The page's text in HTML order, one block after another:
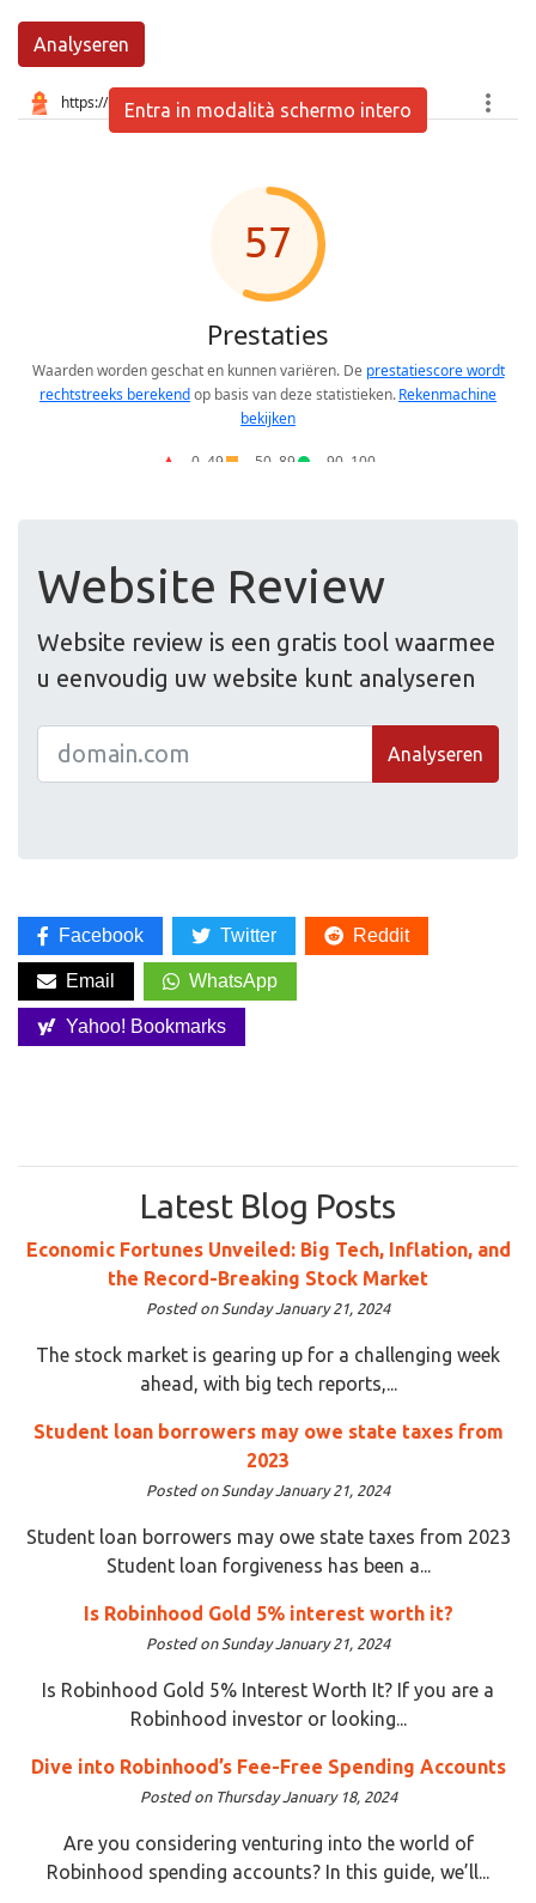
Analyseren
Entra in modalità schermo intero
Website Review
Website review is een gratis tool waarmee
u eenvoudig uw website kunt analyseren
Analyseren
Facebook Twitter Reddit
Email WhatsApp
Yahoo! Bookmarks
Latest Blog Posts
Economic Fortunes Unveiled: Big Tech, Inflation, and
the Record-Breaking Stock Market
Posted on Sunday January 21, 2024
The stock market is gearing up for a challenging week
ahead, with big tech reports,...
Student loan borrowers may owe state taxes from
2023
Posted on Sunday January 21, 2024
Student loan borrowers may owe state taxes from 2023
Student loan forgiveness has been a...
Is Robinhood Gold 5% interest worth it?
Posted on Sunday January 21, 2024
Is Robinhood Gold 5% Interest Worth It? If you are a
Robinhood investor or looking...
Dive into Robinhood’s Fee-Free Spending Accounts
Posted on Thursday January 18, 2024
Are you considering venturing into the world of
Robinhood spending accounts? In this guide, we’ll...